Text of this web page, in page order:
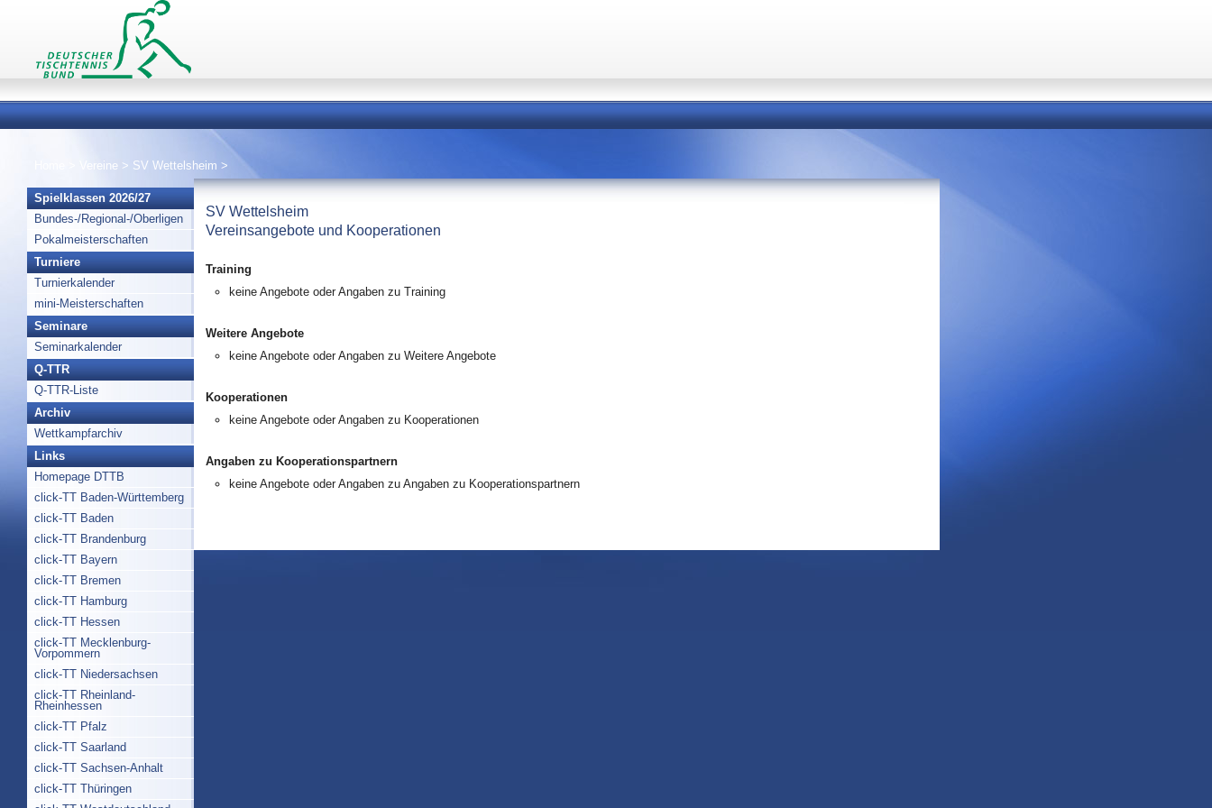
Vereine > SV Wettelsheim >
Spielklassen 2026/27
Bundes-/Regional-/Oberligen
Pokalmeisterschaften
Turniere
Turnierkalender
mini-Meisterschaften
Seminare
Seminarkalender
Q-TTR
Q-TTR-Liste
Archiv
Wettkampfarchiv
Links
Homepage DTTB
click-TT Baden-Württemberg
click-TT Baden
click-TT Brandenburg
click-TT Bayern
click-TT Bremen
click-TT Hamburg
click-TT Hessen
click-TT Mecklenburg-
Vorpommern
click-TT Niedersachsen
click-TT Rheinland-
Rheinhessen
click-TT Pfalz
click-TT Saarland
click-TT Sachsen-Anhalt
click-TT Thüringen
SV Wettelsheim
Vereinsangebote und Kooperationen
Training
keine Angebote oder Angaben zu Training
Weitere Angebote
keine Angebote oder Angaben zu Weitere Angebote
Kooperationen
keine Angebote oder Angaben zu Kooperationen
Angaben zu Kooperationspartnern
keine Angebote oder Angaben zu Angaben zu Kooperationspartnern